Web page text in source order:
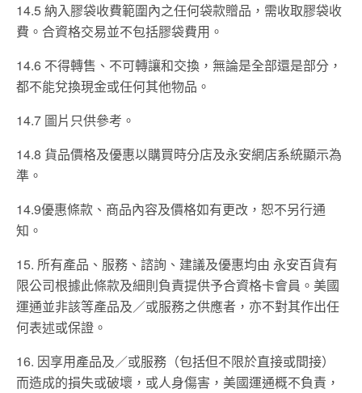
14.5 納入膠袋收費範圍內之任何袋款贈品，需收取膠袋收
費。合資格交易並不包括膠袋費用。
14.6 不得轉售、不可轉讓和交換，無論是全部還是部分，
都不能兌換現金或任何其他物品。
14.7 圖片只供參考。
14.8 貨品價格及優惠以購買時分店及永安網店系統顯示為
準。
14.9優惠條款、商品內容及價格如有更改，恕不另行通
知。
15. 所有產品、服務、諮詢、建議及優惠均由 永安百貨有
限公司根據此條款及細則負責提供予合資格卡會員。美國
運通並非該等產品及／或服務之供應者，亦不對其作出任
何表述或保證。
16. 因享用產品及／或服務（包括但不限於直接或間接）
而造成的損失或破壞，或人身傷害，美國運通概不負責，